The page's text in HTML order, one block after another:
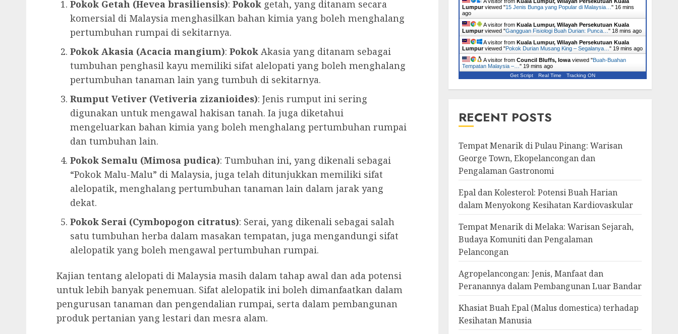
Pokok Getah (Hevea brasiliensis): Pokok getah, yang ditanam secara
komersial di Malaysia menghasilkan bahan kimia yang boleh menghalang
pertumbuhan rumpai di sekitarnya.
Pokok Akasia (Acacia mangium): Pokok Akasia yang ditanam sebagai
tumbuhan penghasil kayu memiliki sifat alelopati yang boleh menghalang
pertumbuhan tanaman lain yang tumbuh di sekitarnya.
Rumput Vetiver (Vetiveria zizanioides): Jenis rumput ini sering
digunakan untuk mengawal hakisan tanah. Ia juga diketahui
mengeluarkan bahan kimia yang boleh menghalang pertumbuhan rumpai
dan tumbuhan lain.
Pokok Semalu (Mimosa pudica): Tumbuhan ini, yang dikenali sebagai
“Pokok Malu-Malu” di Malaysia, juga telah ditunjukkan memiliki sifat
alelopatik, menghalang pertumbuhan tanaman lain dalam jarak yang
dekat.
Pokok Serai (Cymbopogon citratus): Serai, yang dikenali sebagai salah
satu tumbuhan herba dalam masakan tempatan, juga mengandungi sifat
alelopatik yang boleh mengawal pertumbuhan rumpai.
Kajian tentang alelopati di Malaysia masih dalam tahap awal dan ada potensi
untuk lebih banyak penemuan. Sifat alelopatik ini boleh dimanfaatkan dalam
pengurusan tanaman dan pengendalian rumpai, serta dalam pembangunan
produk pertanian yang lestari dan mesra alam.
Lumpurviewed "15 Jenis Bunga yang Popular di Malaysia… " 16 mins
ago
A visitor from Kuala Lumpur, Wilayah Persekutuan Kuala
Lumpurviewed "Gangguan Fisiologi Buah Durian: Punca… " 18 mins ago
A visitor from Kuala Lumpur, Wilayah Persekutuan Kuala
Lumpurviewed "Pokok Durian Musang King – Segalanya… " 19 mins ago
A visitor from Council Bluffs, Iowaviewed "Buah-Buahan
Tempatan Malaysia –… " 19 mins ago
Get Script Real Time Tracking ON
RECENT POSTS
Tempat Menarik di Pulau Pinang: Warisan
George Town, Ekopelancongan dan
Pengalaman Gastronomi
Epal dan Kolesterol: Potensi Buah Harian
dalam Menyokong Kesihatan Kardiovaskular
Tempat Menarik di Melaka: Warisan Sejarah,
Budaya Komuniti dan Pengalaman
Pelancongan
Agropelancongan: Jenis, Manfaat dan
Peranannya dalam Pembangunan Luar Bandar
Khasiat Buah Epal (Malus domestica) terhadap
Kesihatan Manusia